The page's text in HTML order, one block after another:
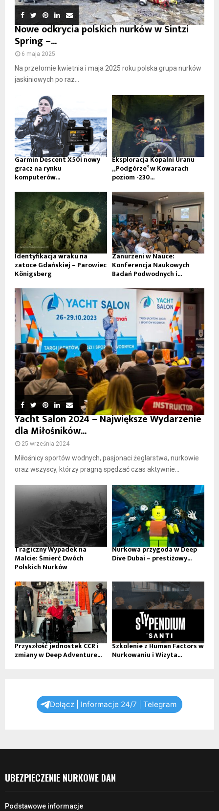
Nowe odkrycia polskich nurków w Sintzi
Spring –...
6 maja 2025
Na przełomie kwietnia i maja 2025 roku polska grupa nurków
jaskiniowych po raz...
Garmin Descent X50i nowy
gracz na rynku
komputerów...
Eksploracja Kopalni Uranu
„Podgórze” w Kowarach
poziom -230...
Identyfikacja wraku na
zatoce Gdańskiej – Parowiec
Königsberg
Zanurzeni w Nauce:
Konferencja Naukowych
Badań Podwodnych i...
Yacht Salon 2024 – Największe Wydarzenie
dla Miłośników...
25 września 2024
Miłośnicy sportów wodnych, pasjonaci żeglarstwa, nurkowie
oraz wszyscy, którzy pragną spędzać czas aktywnie...
Tragiczny Wypadek na
Malcie: Śmierć Dwóch
Polskich Nurków
Nurkowa przygoda w Deep
Dive Dubai – prestiżowy...
Przyszłość jednostek CCR i
zmiany w Deep Adventure...
Szkolenie z Human Factors w
Nurkowaniu i Wizyta...
Dołącz | Informacje 24/7 | Telegram
UBEZPIECZENIE NURKOWE DAN
Podstawowe informacje